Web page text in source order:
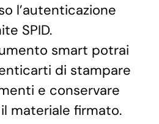
l’autenticazione
SPID.
smart potrai
di stampare
e conservare
materiale firmato.